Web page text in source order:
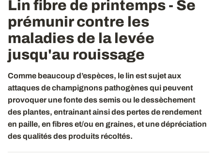
Lin fibre de printemps - Se
prémunir contre les
maladies de la levée
jusqu'au rouissage
Comme beaucoup d’espèces, le lin est sujet aux
attaques de champignons pathogènes qui peuvent
provoquer une fonte des semis ou le dessèchement
des plantes, entrainant ainsi des pertes de rendement
en paille, en fibres et/ou en graines, et une dépréciation
des qualités des produits récoltés.